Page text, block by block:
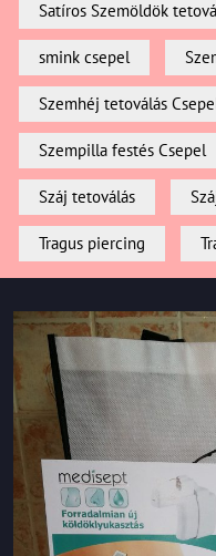
Satíros Szemöldök
smink csepel
Szemhéj tetoválás
Szempilla festés Csepel
Száj tetoválás
Tragus piercing